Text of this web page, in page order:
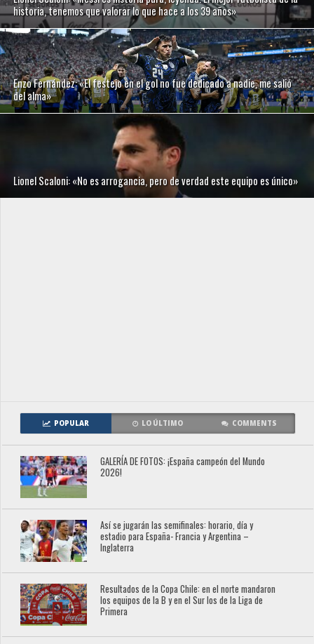
historia, tenemos que valorar lo que hace a los 39 años»
Enzo Fernández: «El festejo en el gol no fue dedicado a nadie, me salió
del alma»
Lionel Scaloni: «No es arrogancia, pero de verdad este equipo es único»
POPULAR LO ÚLTIMO COMMENTS
GALERÍA DE FOTOS: ¡España campeón del Mundo
2026!
Así se jugarán las semifinales: horario, día y
estadio para España- Francia y Argentina –
Inglaterra
Resultados de la Copa Chile: en el norte mandaron
los equipos de la B y en el Sur los de la Liga de
Primera